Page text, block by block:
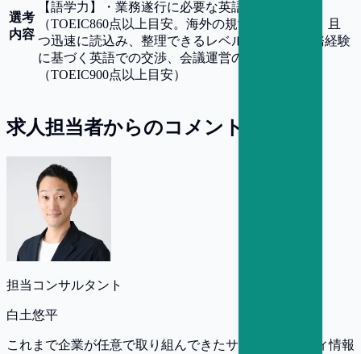
選考
内容
【語学力 】
・業務遂行に必要な英語力は必須
（TOEIC860点以上目安。海外の規制文書を正確、且
つ迅速に読込み、整理できるレベル） ・海外業務経験
に基づく英語での交渉、会議運営のスキルは歓迎
（TOEIC900点以上目安）
求人担当者からのコメント
担当コンサルタント
白土悠平
これまで企業が任意で取り組んできたサステナビリティ情報